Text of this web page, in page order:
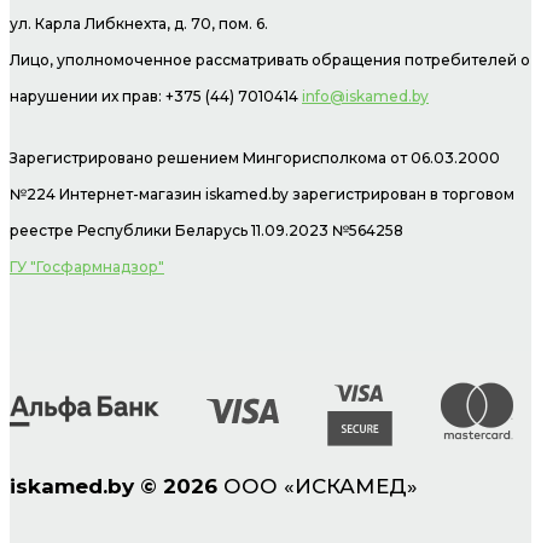
ул. Карла Либкнехта, д. 70, пом. 6.
Лицо, уполномоченное рассматривать обращения потребителей о
нарушении их прав: +375 (44) 7010414 info@iskamed.by
Зарегистрировано решением Мингорисполкома от 06.03.2000
№224 Интернет-магазин iskamed.by зарегистрирован в торговом
реестре Республики Беларусь 11.09.2023 №564258
ГУ "Госфармнадзор"
iskamed.by © 2026 ООО «ИСКАМЕД»